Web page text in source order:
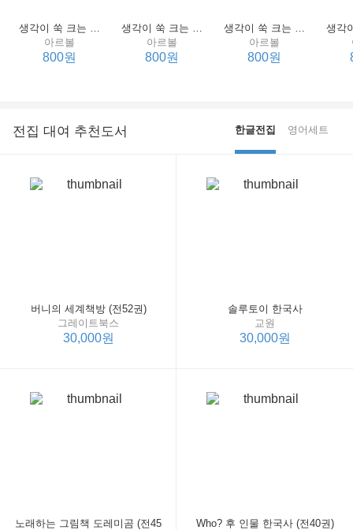
생각이 쑥 크는 세계 명작 4 : 언어 편
아르볼
800원
생각이 쑥 크는 세계 명작 3 : 언어 편
아르볼
800원
생각이 쑥 크는 세계 명작 2 : 언어 편
아르볼
800원
전집 대여 추천도서 한글전집 영어세트
버니의 세계책방 (전52권)
그레이트북스
30,000원
솔루토이 한국사
교원
30,000원
노래하는 그림책 도레미곰 (전45
Who? 후 인물 한국사 (전40권)